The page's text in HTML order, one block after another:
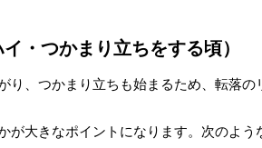
・つかまり立ちをする頃）
り、つかまり立ちも始まるため、転落の
が大きなポイントになります。次のよう